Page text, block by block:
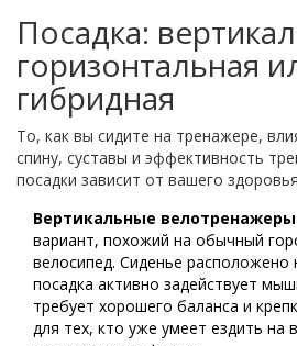
Посадка:
горизонтальная
гибридная
То, как вы сидите на тренажере,
спину, суставы и эффективность
посадки зависит от вашего
Вертикальные
вариант, похожий на обычный
велосипед. Сиденье расположено
посадка активно задействует
требует хорошего баланса и
для тех, кто уже умеет ездить на